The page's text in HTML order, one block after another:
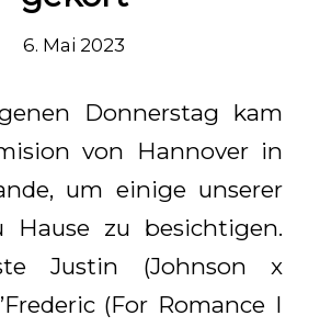
6. Mai 2023
Donnerstag kam
von Hannover in
um einige unserer
Hause zu besichtigen.
Justin (Johnson x
(For Romance I